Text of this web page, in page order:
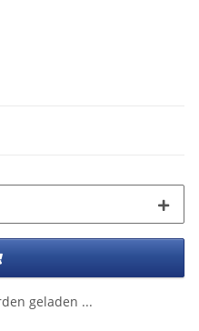
geladen ...